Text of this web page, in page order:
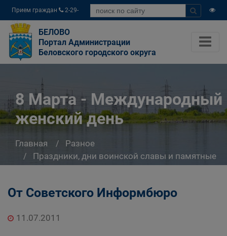
Прием граждан
2-29-
04
БЕЛОВО
Портал Администрации
Беловского городского округа
8 Марта - Международный
женский день
Главная
Разное
Праздники, дни воинской славы и памятные
даты*
От Советского Информбюро
11.07.2011